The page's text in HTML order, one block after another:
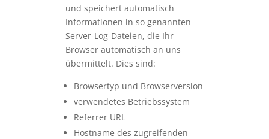
und speichert automatisch
Informationen in so genannten
Server-Log-Dateien, die Ihr
Browser automatisch an uns
übermittelt. Dies sind:
Browsertyp und Browserversion
verwendetes Betriebssystem
Referrer URL
Hostname des zugreifenden